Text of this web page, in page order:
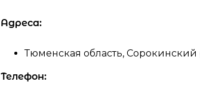
Адреса:
Тюменская область,
Телефон: